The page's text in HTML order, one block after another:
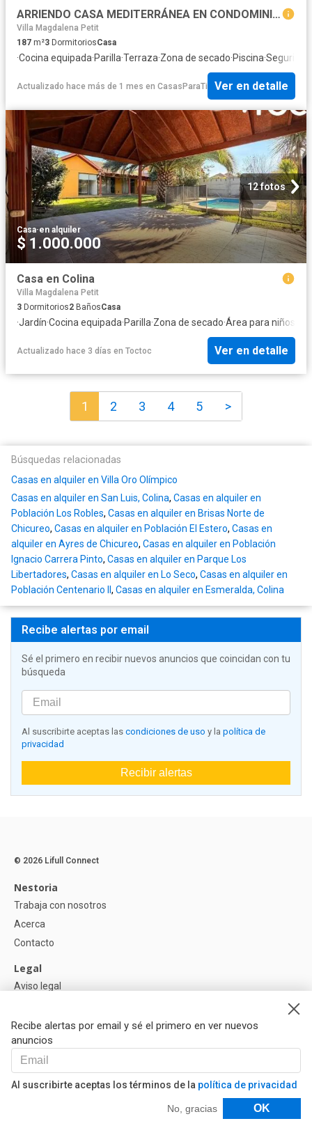
ARRIENDO CASA MEDITERRÁNEA EN CONDOMINIO, NO PERIMETRAL. CHICUREO NORTE / 3D + 3B + Quincho + Piscina / A pasos Colegio Highlands: $1.550.000
Villa Magdalena Petit
187 m²3 DormitoriosCasa
·Cocina equipada·Parilla·Terraza·Zona de secado·Piscina·Seguridad
Actualizado hace más de 1 mes en CasasParaTi Ver en detalle
12 fotos
Casa·en alquiler
$ 1.000.000
Casa en Colina
Villa Magdalena Petit
3 Dormitorios2 BañosCasa
·Jardín·Cocina equipada·Parilla·Zona de secado·Área para niños
Actualizado hace 3 días en Toctoc Ver en detalle
1 2 3 4 5 >
Búsquedas relacionadas
Casas en alquiler en Villa Oro Olímpico
Casas en alquiler en San Luis, Colina, Casas en alquiler en
Población Los Robles, Casas en alquiler en Brisas Norte de
Chicureo, Casas en alquiler en Población El Estero, Casas en
alquiler en Ayres de Chicureo, Casas en alquiler en Población
Ignacio Carrera Pinto, Casas en alquiler en Parque Los
Libertadores, Casas en alquiler en Lo Seco, Casas en alquiler en
Población Centenario II , Casas en alquiler en Esmeralda, Colina
Recibe alertas por email
Sé el primero en recibir nuevos anuncios que coincidan con tu
búsqueda
Al suscribirte aceptas las condiciones de uso y la política de
privacidad
Recibir alertas
Recibe alertas por email y sé el primero en ver nuevos
anuncios
Al suscribirte aceptas los términos de la política de privacidad
No, gracias OK
Filtros
© 2026 Lifull Connect
Nestoria
Trabaja con nosotros
Acerca
Contacto
Legal
Aviso legal
Política de Cookies
Ayuda
Preguntas
Nuestros Partners